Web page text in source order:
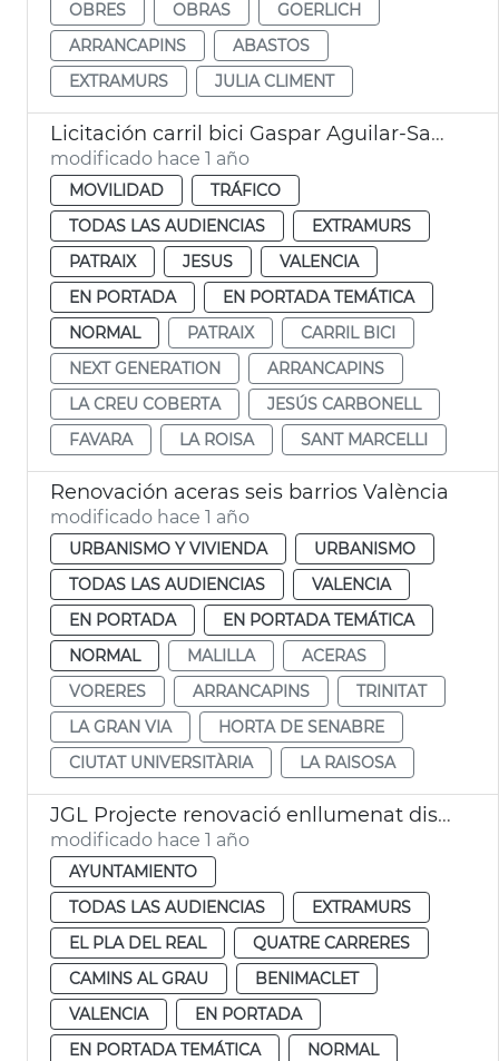
OBRES
OBRAS
GOERLICH
ARRANCAPINS
ABASTOS
EXTRAMURS
JULIA CLIMENT
Licitación carril bici Gaspar Aguilar-Sant Vicent València
modificado hace 1 año
MOVILIDAD
TRÁFICO
TODAS LAS AUDIENCIAS
EXTRAMURS
PATRAIX
JESUS
VALENCIA
EN PORTADA
EN PORTADA TEMÁTICA
NORMAL
PATRAIX
CARRIL BICI
NEXT GENERATION
ARRANCAPINS
LA CREU COBERTA
JESÚS CARBONELL
FAVARA
LA ROISA SANT MARCELLI
Renovación aceras seis barrios València
modificado hace 1 año
URBANISMO Y VIVIENDA
URBANISMO
TODAS LAS AUDIENCIAS
VALENCIA
EN PORTADA
EN PORTADA TEMÁTICA
NORMAL
MALILLA
ACERAS
VORERES
ARRANCAPINS
TRINITAT
LA GRAN VIA
HORTA DE SENABRE
CIUTAT UNIVERSITÀRIA
LA RAISOSA
JGL Projecte renovació enllumenat districtes València
modificado hace 1 año
AYUNTAMIENTO
TODAS LAS AUDIENCIAS
EXTRAMURS
EL PLA DEL REAL
QUATRE CARRERES
CAMINS AL GRAU
BENIMACLET
VALENCIA
EN PORTADA
EN PORTADA TEMÁTICA
NORMAL